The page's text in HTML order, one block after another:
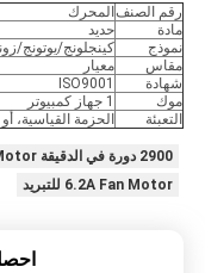
رقم الصنف المحرك
مادة
حديد
نموذج
كينجلونج/يوتونج/
مقاس
معيار
شهادة
ISO9001
موك
1 جهاز كمبيوتر
التعبئة
الحزمة
2900 دورة في الدقيقة Carrier Fan Motor
6.2A Fan Motor للتبريد